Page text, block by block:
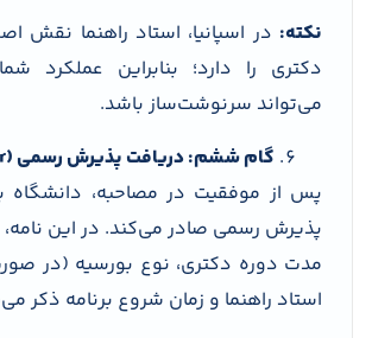
نکته: در اسپانیا، استاد راهنما نقش
دکتری را دارد؛ بنابراین عملکرد
می‌تواند سرنوشت‌ساز باشد.
گام ششم: دریافت پذیرش رسمی (Offer Letter)
پس از موفقیت در مصاحبه، دانشگاه
پذیرش رسمی صادر می‌کند. در این نامه،
مدت دوره دکتری، نوع بورسیه (در
استاد راهنما و زمان شروع برنامه ذکر